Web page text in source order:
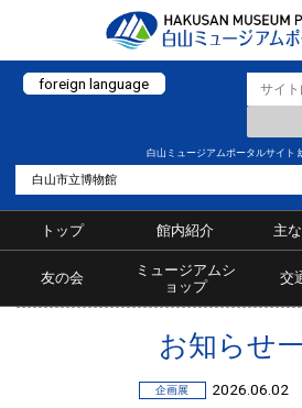
foreign language
白山ミュージアムポータルサイト
トップ 館内紹介 主
友の会
ミュージアムシ
ョップ
交
お知らせ
企画展 2026.06.02